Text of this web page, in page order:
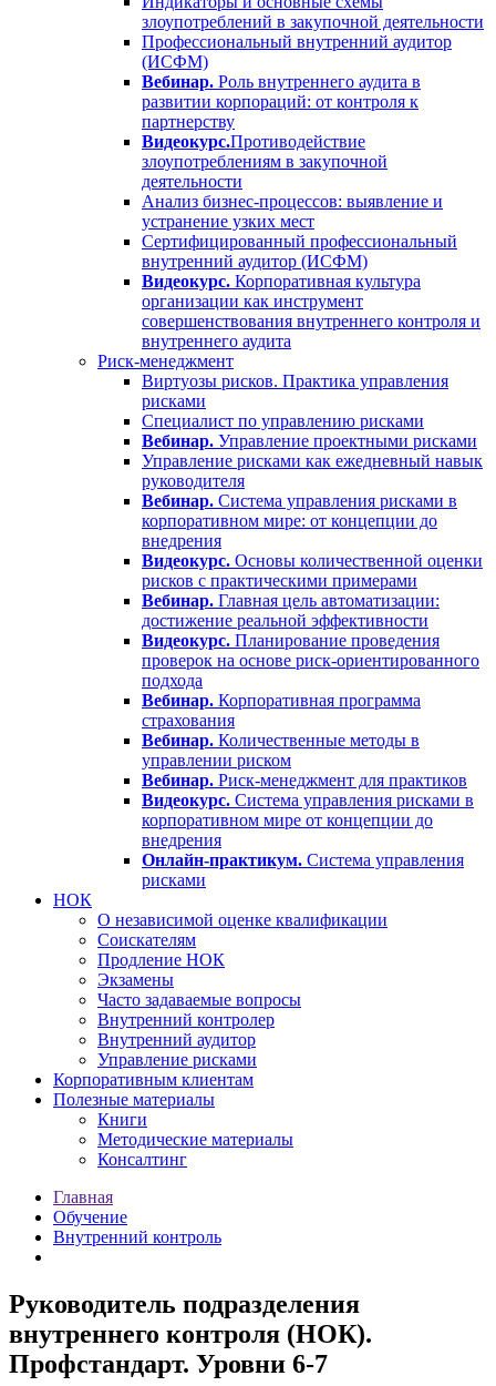
злоупотреблений в закупочной деятельности
Профессиональный внутренний аудитор
(ИСФМ)
Вебинар. Роль внутреннего аудита в
развитии корпораций: от контроля к
партнерству
Видеокурс.Противодействие
злоупотреблениям в закупочной
деятельности
Анализ бизнес-процессов: выявление и
устранение узких мест
Сертифицированный профессиональный
внутренний аудитор (ИСФМ)
Видеокурс. Корпоративная культура
организации как инструмент
совершенствования внутреннего контроля и
внутреннего аудита
Риск-менеджмент
Виртуозы рисков. Практика управления
рисками
Специалист по управлению рисками
Вебинар. Управление проектными рисками
Управление рисками как ежедневный навык
руководителя
Вебинар. Система управления рисками в
корпоративном мире: от концепции до
внедрения
Видеокурс. Основы количественной оценки
рисков с практическими примерами
Вебинар. Главная цель автоматизации:
достижение реальной эффективности
Видеокурс. Планирование проведения
проверок на основе риск-ориентированного
подхода
Вебинар. Корпоративная программа
страхования
Вебинар. Количественные методы в
управлении риском
Вебинар. Риск-менеджмент для практиков
Видеокурс. Система управления рисками в
корпоративном мире от концепции до
внедрения
Онлайн-практикум. Система управления
рисками
НОК
О независимой оценке квалификации
Соискателям
Продление НОК
Экзамены
Часто задаваемые вопросы
Внутренний контролер
Внутренний аудитор
Управление рисками
Корпоративным клиентам
Полезные материалы
Книги
Методические материалы
Консалтинг
Главная
Обучение
Внутренний контроль
Руководитель подразделения
внутреннего контроля (НОК).
Профстандарт. Уровни 6-7